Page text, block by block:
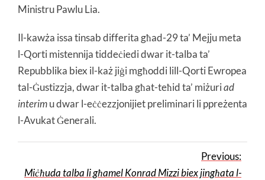
Ministru Pawlu Lia.
Il-kawża issa tinsab differita għad-29 ta’ Mejju meta
l-Qorti mistennija tiddeċiedi dwar it-talba ta’
Repubblika biex il-każ jiġi mgħoddi lill-Qorti Ewropea
tal-Ġustizzja, dwar it-talba għat-teħid ta’ miżuriad
interimu dwar l-eċċezzjonijiet preliminari li ppreżenta
l-Avukat Ġenerali.
Previous:
Miċħuda talba li għamel Konrad Mizzi biex jingħata l-